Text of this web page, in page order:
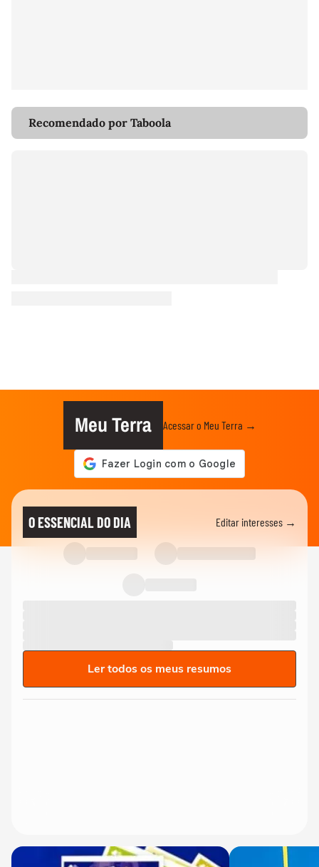
Recomendado por Taboola
Meu Terra Acessar o Meu Terra →
O ESSENCIAL DO DIA Editar interesses →
Ler todos os meus resumos